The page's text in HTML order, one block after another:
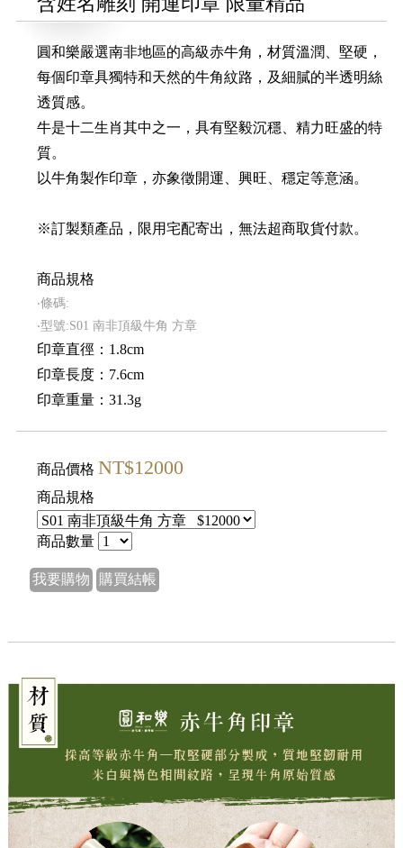
圓和樂嚴選南非地區的高級赤牛角，材質溫潤、堅硬，
每個印章具獨特和天然的牛角紋路，及細膩的半透明絲
透質感。
牛是十二生肖其中之一，具有堅毅沉穩、精力旺盛的特
質。
以牛角製作印章，亦象徵開運、興旺、穩定等意涵。
※訂製類產品，限用宅配寄出，無法超商取貨付款。
商品規格
‧條碼:
‧型號:S01 南非頂級牛角 方章
印章直徑：1.8cm
印章長度：7.6cm
印章重量：31.3g
商品價格 NT$12000
商品規格
商品數量
我要購物 購買結帳